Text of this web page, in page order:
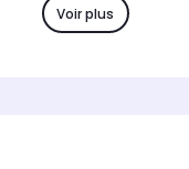
Voir plus